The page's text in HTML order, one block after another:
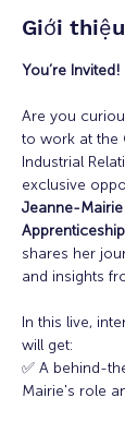
Giới
You’re Invited!
Are you
to work at the
Industrial
exclusive
Jeanne-
shares her
and insights
In this live,
will get:
✅ A behind-
Mairie's role